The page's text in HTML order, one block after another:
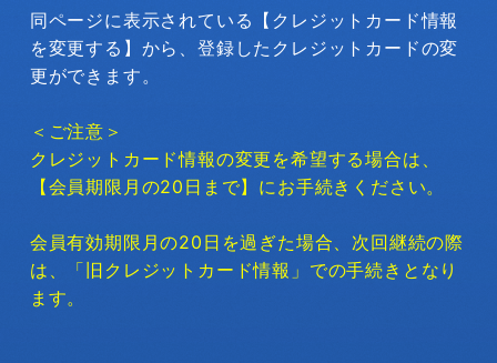
同ページに表示されている【クレジットカード情報
を変更する】から、登録したクレジットカードの変
更ができます。
＜ご注意＞
クレジットカード情報の変更を希望する場合は、
【会員期限月の20日まで】にお手続きください。
会員有効期限月の20日を過ぎた場合、次回継続の際
は、「旧クレジットカード情報」での手続きとなり
ます。